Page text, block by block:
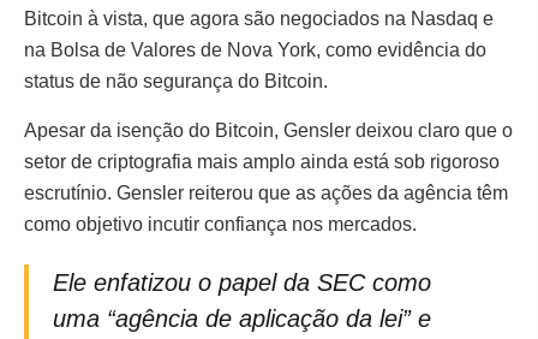
Bitcoin à vista, que agora são negociados na Nasdaq e
na Bolsa de Valores de Nova York, como evidência do
status de não segurança do Bitcoin.
Apesar da isenção do Bitcoin, Gensler deixou claro que o
setor de criptografia mais amplo ainda está sob rigoroso
escrutínio. Gensler reiterou que as ações da agência têm
como objetivo incutir confiança nos mercados.
Ele enfatizou o papel da SEC como
uma “agência de aplicação da lei” e